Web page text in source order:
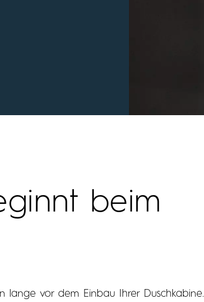
beim
lange vor dem Einbau Ihrer Duschkabine.